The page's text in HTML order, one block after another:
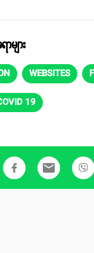
ျား
WEBSITES
19
email